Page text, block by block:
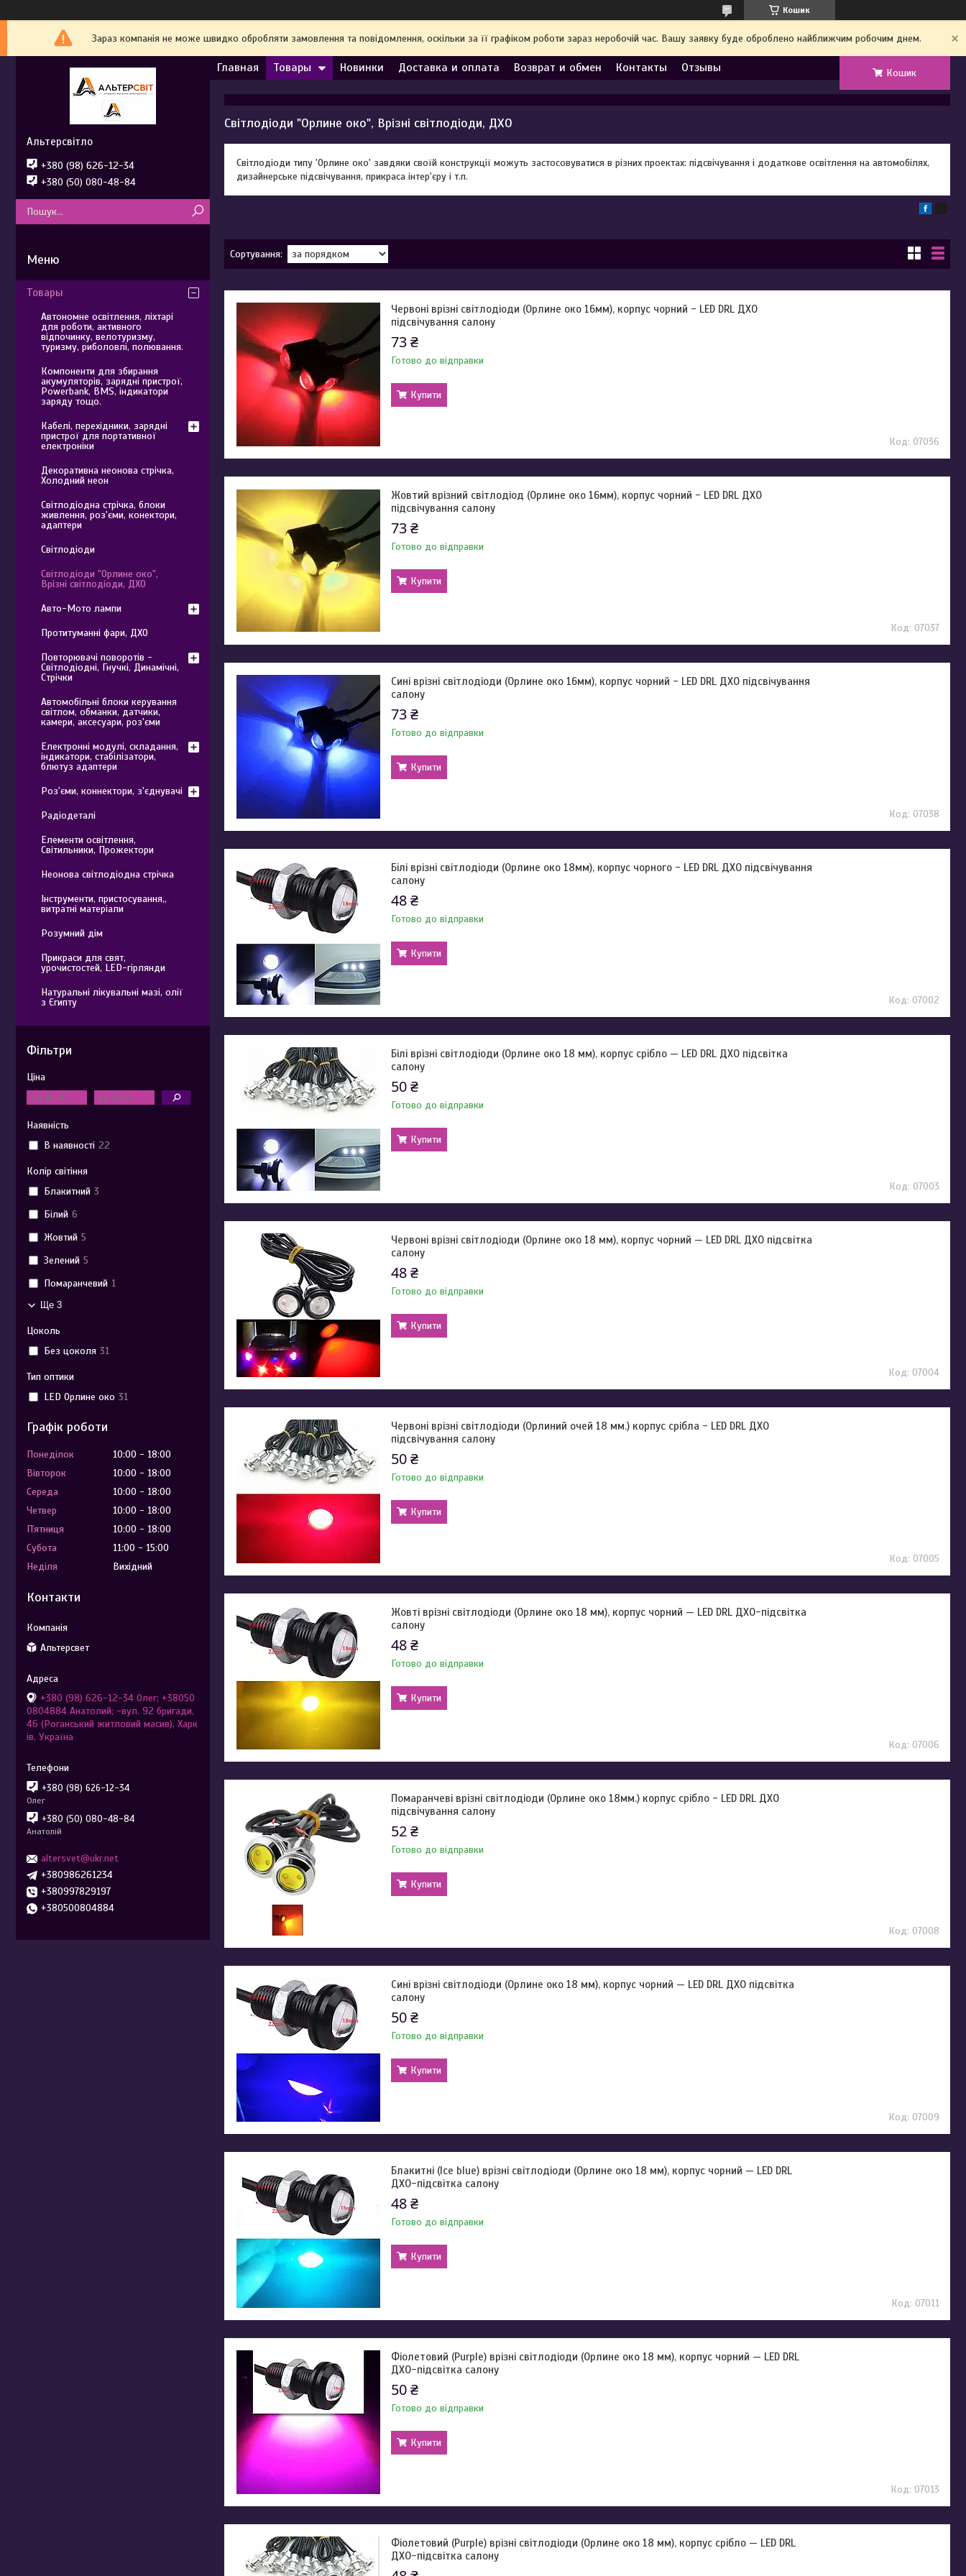
Кошик
Зараз компанія не може швидко обробляти замовлення та повідомлення, оскільки за її графіком роботи зараз неробочій час. Вашу заявку буде оброблено найближчим робочим днем.
Главная Товары Новинки Доставка и оплата Возврат и обмен Контакты Отзывы Кошик
Світлодіоди "Орлине око", Врізні світлодіоди, ДХО
Світлодіоди типу 'Орлине око' завдяки своїй конструкції можуть застосовуватися в різних проектах: підсвічування і додаткове освітлення на автомобілях,
дизайнерське підсвічування, прикраса інтер'єру і т.п.
Червоні врізні світлодіоди (Орлине око 16мм), корпус чорний - LED DRL ДХО
підсвічування салону
73 ₴
Готово до відправки
Купити
07036
Жовтий врізний світлодіод (Орлине око 16мм), корпус чорний - LED DRL ДХО
підсвічування салону
73 ₴
Готово до відправки
Купити
07037
Сині врізні світлодіоди (Орлине око 16мм), корпус чорний - LED DRL ДХО підсвічування
салону
73 ₴
Готово до відправки
Купити
07038
Білі врізні світлодіоди (Орлине око 18мм), корпус чорного - LED DRL ДХО підсвічування
салону
48 ₴
Готово до відправки
Купити
07002
Білі врізні світлодіоди (Орлине око 18 мм), корпус срібло — LED DRL ДХО підсвітка
салону
50 ₴
Готово до відправки
Купити
07003
Червоні врізні світлодіоди (Орлине око 18 мм), корпус чорний — LED DRL ДХО підсвітка
салону
48 ₴
Готово до відправки
Купити
07004
Червоні врізні світлодіоди (Орлиний очей 18 мм.) корпус срібла - LED DRL ДХО
підсвічування салону
50 ₴
Готово до відправки
Купити
07005
Жовті врізні світлодіоди (Орлине око 18 мм), корпус чорний — LED DRL ДХО-підсвітка
салону
48 ₴
Готово до відправки
Купити
07006
Помаранчеві врізні світлодіоди (Орлине око 18мм.) корпус срібло - LED DRL ДХО
підсвічування салону
52 ₴
Готово до відправки
Купити
07008
Сині врізні світлодіоди (Орлине око 18 мм), корпус чорний — LED DRL ДХО підсвітка
салону
50 ₴
Готово до відправки
Купити
07009
Блакитні (Ice blue) врізні світлодіоди (Орлине око 18 мм), корпус чорний — LED DRL
ДХО-підсвітка салону
48 ₴
Готово до відправки
Купити
07011
Фіолетовий (Purple) врізні світлодіоди (Орлине око 18 мм), корпус чорний — LED DRL
ДХО-підсвітка салону
50 ₴
Готово до відправки
Купити
07013
Фіолетовий (Purple) врізні світлодіоди (Орлине око 18 мм), корпус срібло — LED DRL
ДХО-підсвітка салону
Альтерсвітло
+380 (98) 626-12-34
+380 (50) 080-48-84
Товары
Автономне освітлення, ліхтарі
для роботи, активного
відпочинку, велотуризму,
туризму, риболовлі, полювання.
Компоненти для збирання
акумуляторів, зарядні пристрої,
Powerbank, BMS, індикатори
заряду тощо.
Кабелі, перехідники, зарядні
пристрої для портативної
електроніки
Декоративна неонова стрічка,
Холодний неон
Світлодіодна стрічка, блоки
живлення, роз'єми, конектори,
адаптери
Світлодіоди
Світлодіоди "Орлине око",
Врізні світлодіоди, ДХО
Авто-Мото лампи
Протитуманні фари, ДХО
Повторювачі поворотів -
Світлодіодні, Гнучкі, Динамічні,
Стрічки
Автомобільні блоки керування
світлом, обманки, датчики,
камери, аксесуари, роз'єми
Електронні модулі, складання,
індикатори, стабілізатори,
блютуз адаптери
Роз'єми, коннектори, з'єднувачі
Радіодеталі
Елементи освітлення,
Світильники, Прожектори
Неонова світлодіодна стрічка
Інструменти, пристосування,,
витратні матеріали
Розумний дім
Прикраси для свят,
урочистостей, LED-гірлянди
Натуральні лікувальні мазі, олії
з Єгипту
Фільтри
Ціна
Наявність
В наявності 22
Колір світіння
Блакитний 3
Білий 6
Жовтий 5
Зелений 5
Помаранчевий 1
Ще 3
Цоколь
Без цоколя 31
Тип оптики
LED Орлине око 31
Графік роботи
Понеділок 10:00
18:00
Вівторок
10:00
18:00
Середа
10:00
18:00
Четвер
10:00
18:00
Пʼятниця
10:00
18:00
Субота
11:00
15:00
Неділя
Вихідний
Контакти
Альтерсвет
+380 (98) 626-12-34 Олег; +38050
0804884 Анатолий; -вул. 92 бригади,
46 (Роганський житловий масив), Харк
ів, Україна
+380 (98) 626-12-34
Олег
+380 (50) 080-48-84
Анатолій
altersvet@ukr.net
+380986261234
+380997829197
+380500804884